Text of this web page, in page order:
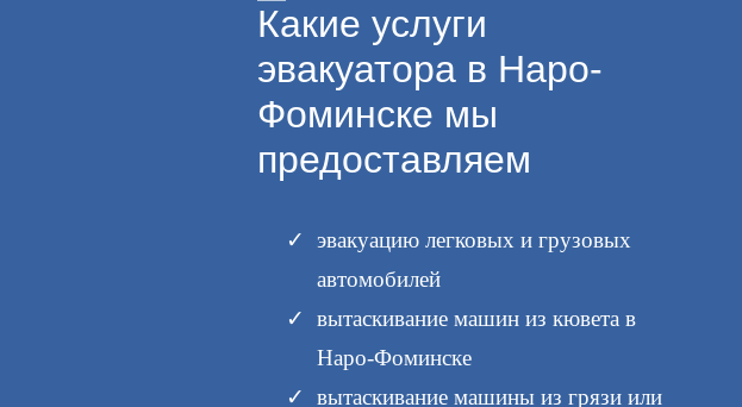
Какие услуги
эвакуатора в Наро-
Фоминске мы
предоставляем
эвакуацию легковых и грузовых
автомобилей
вытаскивание машин из кювета в
Наро-Фоминске
вытаскивание машины из грязи или